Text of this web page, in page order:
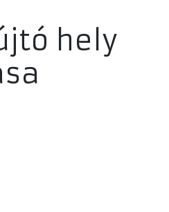
hely